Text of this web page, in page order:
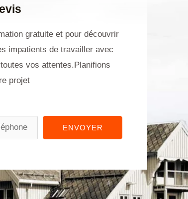
gratuite et pour découvrir
impatients de travailler avec
vos attentes.Planifions
projet
ENVOYER